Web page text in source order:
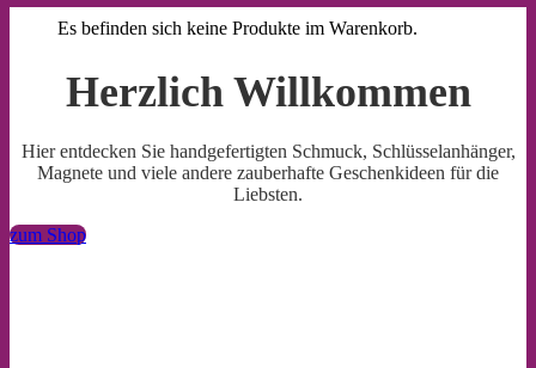
Es befinden sich keine Produkte im Warenkorb.
Herzlich Willkommen
Hier entdecken Sie handgefertigten Schmuck, Schlüsselanhänger,
Magnete und viele andere zauberhafte Geschenkideen für die
Liebsten.
zum Shop